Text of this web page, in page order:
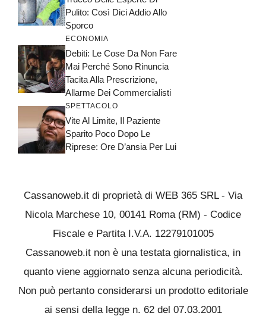
Pulito: Così Dici Addio Allo
Sporco
ECONOMIA
Debiti: Le Cose Da Non Fare
Mai Perché Sono Rinuncia
Tacita Alla Prescrizione,
Allarme Dei Commercialisti
SPETTACOLO
Vite Al Limite, Il Paziente
Sparito Poco Dopo Le
Riprese: Ore D’ansia Per Lui
Cassanoweb.it di proprietà di WEB 365 SRL - Via
Nicola Marchese 10, 00141 Roma (RM) - Codice
Fiscale e Partita I.V.A. 12279101005
Cassanoweb.it non è una testata giornalistica, in
quanto viene aggiornato senza alcuna periodicità.
Non può pertanto considerarsi un prodotto editoriale
ai sensi della legge n. 62 del 07.03.2001